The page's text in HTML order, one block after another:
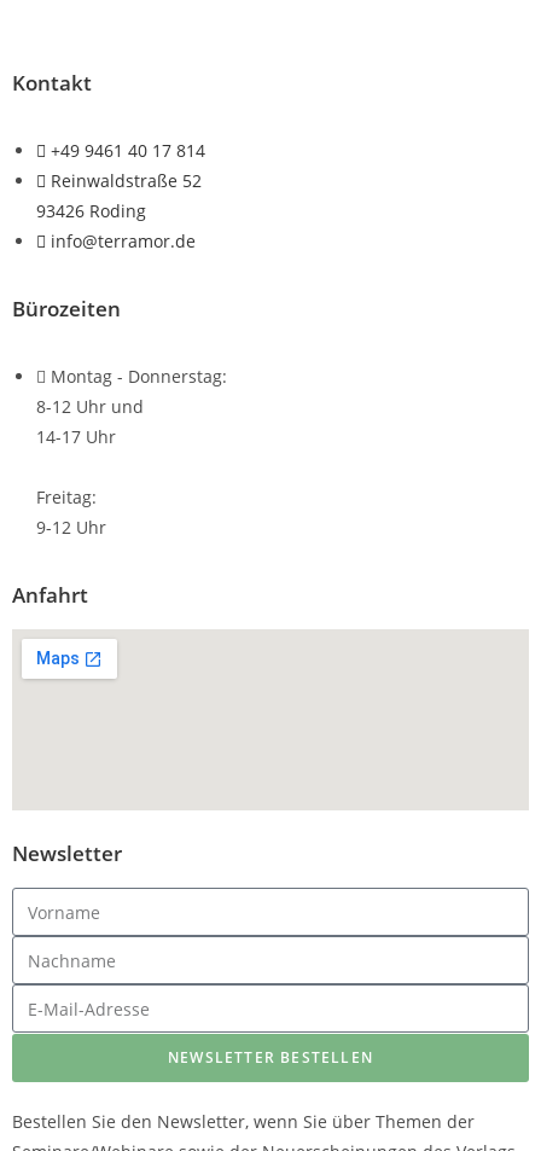
Kontakt
+49 9461 40 17 814
Reinwaldstraße 52
93426 Roding
info@terramor.de
Bürozeiten
Montag - Donnerstag:
8-12 Uhr und
14-17 Uhr
Freitag:
9-12 Uhr
Anfahrt
Newsletter
NEWSLETTER BESTELLEN
Bestellen Sie den Newsletter, wenn Sie über Themen der